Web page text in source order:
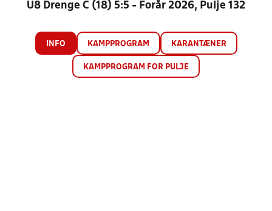
U8 Drenge C (18) 5:5 - Forår 2026, Pulje 132
INFO KAMPPROGRAM KARANTÆNER
KAMPPROGRAM FOR PULJE